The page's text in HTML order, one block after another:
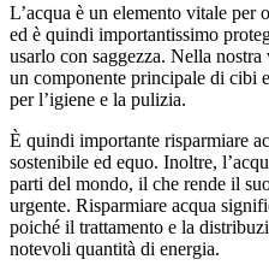
L’acqua è un elemento vitale per
ed è quindi importantissimo
usarlo con saggezza. Nella
un componente principale di cibi
per l’igiene e la pulizia.
È quindi importante risparmiare
sostenibile ed equo. Inoltre,
parti del mondo, il che rende il
urgente. Risparmiare acqua
poiché il trattamento e la
notevoli quantità di energia.